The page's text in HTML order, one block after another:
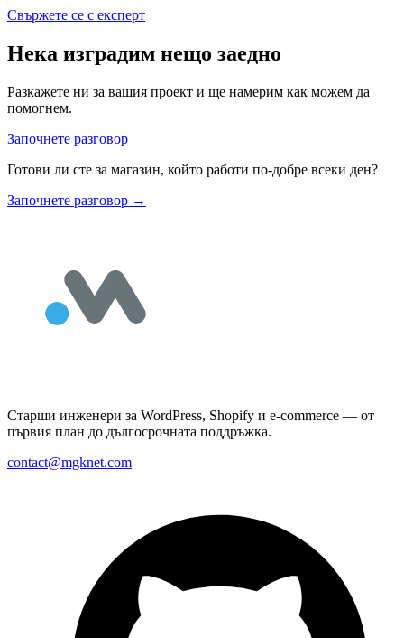
Свържете се с експерт
Нека изградим нещо заедно
Разкажете ни за вашия проект и ще намерим как можем да
помогнем.
Започнете разговор
Готови ли сте за магазин, който работи по-добре всеки ден?
Започнете разговор →
Старши инженери за WordPress, Shopify и e-commerce — от
първия план до дългосрочната поддръжка.
contact@mgknet.com